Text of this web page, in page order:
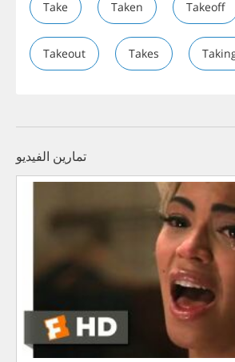
Take Taken Takeoff
Takeout Takes
تمارين الفيديو